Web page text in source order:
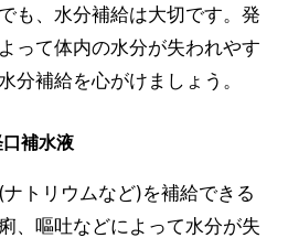
も、水分補給は大切です。発
って体内の水分が失われやす
分補給を心がけましょう。
補水液
トリウムなど)を補給できる
、嘔吐などによって水分が失